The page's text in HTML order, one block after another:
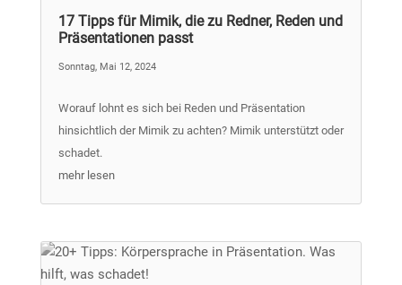
17 Tipps für Mimik, die zu Redner, Reden und
Präsentationen passt
Sonntag, Mai 12, 2024
Worauf lohnt es sich bei Reden und Präsentation
hinsichtlich der Mimik zu achten? Mimik unterstützt oder
schadet.
mehr lesen